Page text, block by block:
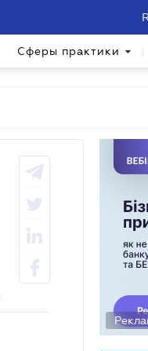
Сферы практики